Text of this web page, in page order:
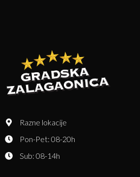
Razne lokacije
Pon-Pet: 08-20h
Sub: 08-14h